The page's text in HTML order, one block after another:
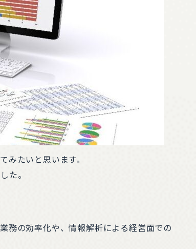
たいと思います。
た。
務の効率化や、情報解析による経営面での